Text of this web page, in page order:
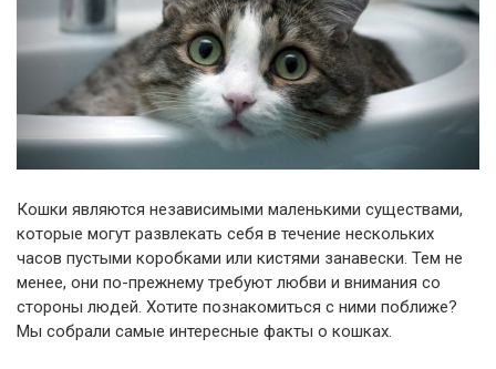
Кошки являются независимыми маленькими существами,
которые могут развлекать себя в течение нескольких
часов пустыми коробками или кистями занавески. Тем не
менее, они по-прежнему требуют любви и внимания со
стороны людей. Хотите познакомиться с ними поближе?
Мы собрали самые интересные факты о кошках.